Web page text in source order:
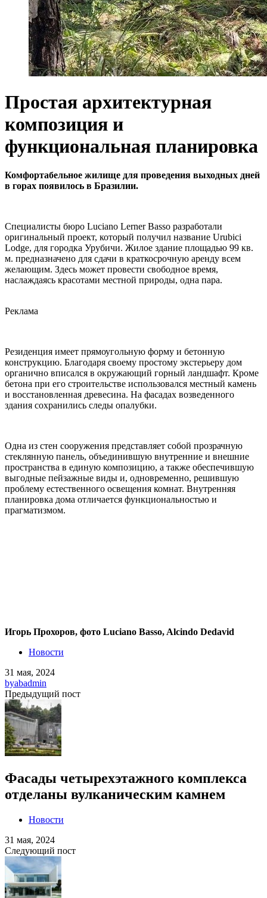
Простая архитектурная
композиция и
функциональная планировка
Комфортабельное жилище для проведения выходных дней
в горах появилось в Бразилии.
Специалисты бюро Luciano Lerner Basso разработали
оригинальный проект, который получил название Urubici
Lodge, для городка Урубичи. Жилое здание площадью 99 кв.
м. предназначено для сдачи в краткосрочную аренду всем
желающим. Здесь может провести свободное время,
наслаждаясь красотами местной природы, одна пара.
Реклама
Резиденция имеет прямоугольную форму и бетонную
конструкцию. Благодаря своему простому экстерьеру дом
органично вписался в окружающий горный ландшафт. Кроме
бетона при его строительстве использовался местный камень
и восстановленная древесина. На фасадах возведенного
здания сохранились следы опалубки.
Одна из стен сооружения представляет собой прозрачную
стеклянную панель, объединившую внутренние и внешние
пространства в единую композицию, а также обеспечившую
выгодные пейзажные виды и, одновременно, решившую
проблему естественного освещения комнат. Внутренняя
планировка дома отличается функциональностью и
прагматизмом.
Игорь Прохоров, фото Luciano Basso, Alcindo Dedavid
Новости
31 мая, 2024
byabadmin
Предыдущий пост
Фасады четырехэтажного комплекса
отделаны вулканическим камнем
Новости
31 мая, 2024
Следующий пост